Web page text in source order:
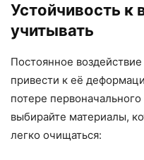
Устойчивость к
учитывать
Постоянное
привести к её
потере
выбирайте материалы,
легко очищаться: